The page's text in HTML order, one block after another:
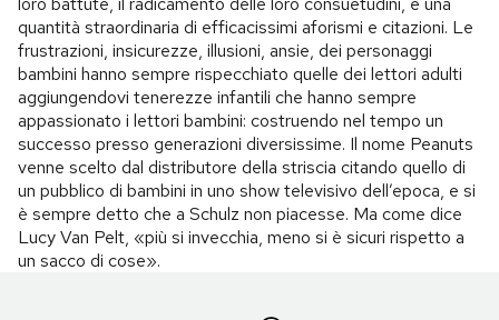
quantità straordinaria di efficacissimi aforismi e citazioni. Le
frustrazioni, insicurezze, illusioni, ansie, dei personaggi
bambini hanno sempre rispecchiato quelle dei lettori adulti
aggiungendovi tenerezze infantili che hanno sempre
appassionato i lettori bambini: costruendo nel tempo un
successo presso generazioni diversissime. Il nome Peanuts
venne scelto dal distributore della striscia citando quello di
un pubblico di bambini in uno show televisivo dell’epoca, e si
è sempre detto che a Schulz non piacesse. Ma come dice
Lucy Van Pelt, «più si invecchia, meno si è sicuri rispetto a
un sacco di cose».